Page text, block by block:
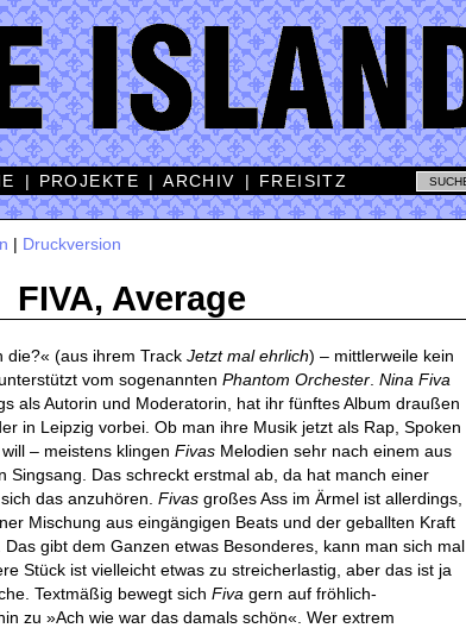
| PROJEKTE |ARCHIV | FREISITZ
| Druckversion
FIVA, Average
die?« (aus ihrem Track Jetzt mal ehrlich) – mittlerweile kein
vom sogenannten Phantom Orchester Nina Fiva
als Autorin und Moderatorin, hat ihr fünftes Album draußen
in Leipzig vorbei. Ob man ihre Musik jetzt als Rap, Spoken
– meistens klingen Fivas Melodien sehr nach einem aus
Singsang. Das schreckt erstmal ab, da hat manch einer
das anzuhören. Fivas großes Ass im Ärmel ist allerdings,
Mischung aus eingängigen Beats und der geballten Kraft
gibt dem Ganzen etwas Besonderes, kann man sich mal
Stück ist vielleicht etwas zu streicherlastig, aber das ist ja
Textmäßig bewegt sich Fiva gern auf fröhlich-
zu »Ach wie war das damals schön«. Wer extrem